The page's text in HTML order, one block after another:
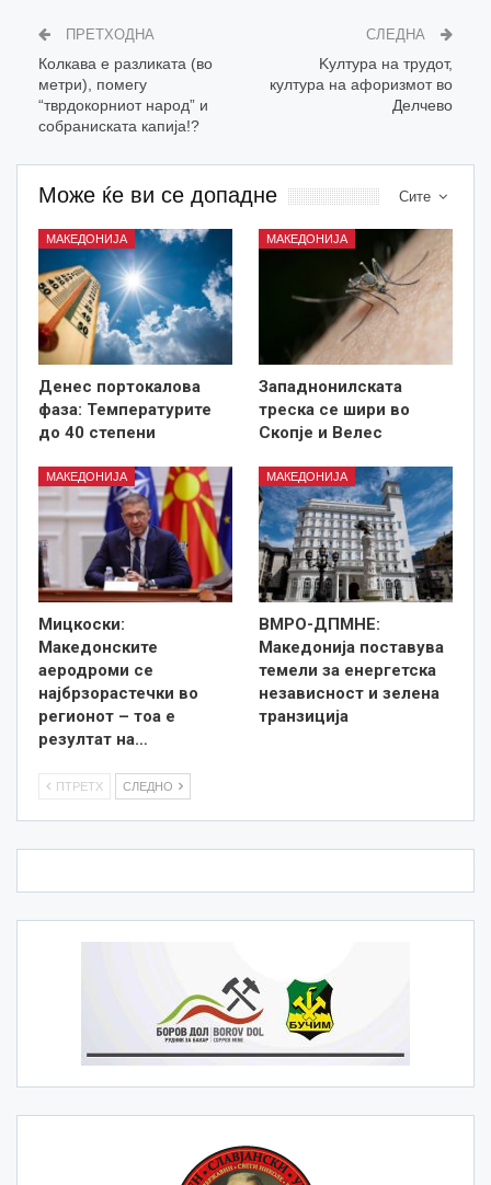
ПРЕТХОДНА
Колкава е разликата (во
метри), помегу
“тврдокорниот народ” и
собраниската капија!?
СЛЕДНА
Kултура на трудот,
култура на афоризмот во
Делчево
Сите
Може ќе ви се допадне
МАКЕДОНИЈА
Денес портокалова
фаза: Температурите
до 40 степени
МАКЕДОНИЈА
Западнонилската
треска се шири во
Скопје и Велес
МАКЕДОНИЈА
Мицкоски:
Македонските
аеродроми се
најбрзорастечки во
регионот – тоа е
резултат на…
МАКЕДОНИЈА
ВМРО-ДПМНЕ:
Македонија поставува
темели за енергетска
независност и зелена
транзиција
ПТРЕТХ СЛЕДНО